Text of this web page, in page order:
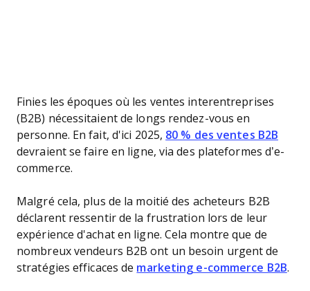
Finies les époques où les ventes interentreprises
(B2B) nécessitaient de longs rendez-vous en
personne. En fait, d'ici 2025, 80 % des ventes B2B
devraient se faire en ligne, via des plateformes d’e-
commerce.
Malgré cela, plus de la moitié des acheteurs B2B
déclarent ressentir de la frustration lors de leur
expérience d'achat en ligne. Cela montre que de
nombreux vendeurs B2B ont un besoin urgent de
stratégies efficaces de marketing e-commerce B2B.